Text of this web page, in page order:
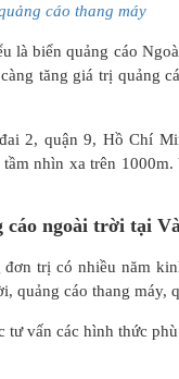
cáo thang máy
là biển quảng cáo
tăng giá trị quảng
2, quận 9, Hồ Chí
nhìn xa trên
ngoài trời tại
đơn trị có nhiều năm
quảng cáo thang máy,
vấn các hình thức